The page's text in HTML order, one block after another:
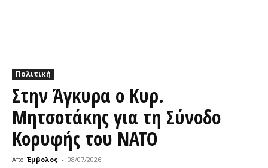
Πολιτική
Στην Άγκυρα ο Κυρ.
Μητσοτάκης για τη Σύνοδο
Κορυφής του ΝΑΤΟ
Από Έμβολος - 08/07/2026